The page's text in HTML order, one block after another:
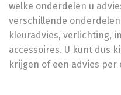
welke onderdelen u
verschillende
kleuradvies, verlichting,
accessoires. U kunt dus
krijgen of een advies per